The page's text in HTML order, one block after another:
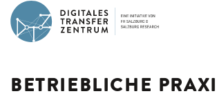
BETRIEBLICHE